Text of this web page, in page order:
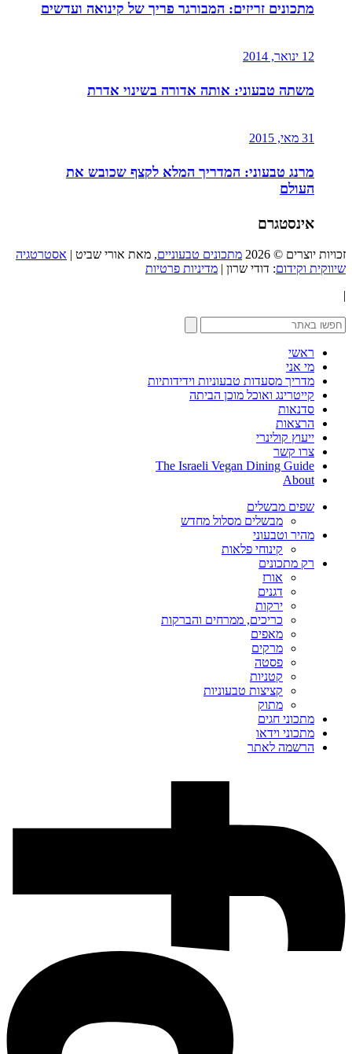
מתכונים זריזים: המבורגר פריך של קינואה ועדשים
12 ינואר, 2014
משתה טבעוני: אותה אדורה בשינוי אדרת
31 מאי, 2015
מרנג טבעוני: המדריך המלא לקצף שכובש את
העולם
אינסטגרם
זכויות יוצרים © 2026 מתכונים טבעוניים, מאת אורי שביט | אסטרטגיה
שיווקית וקידום: דודי שרון | מדיניות פרטיות
|
ראשי
מי אני
מדריך מסעדות טבעוניות וידידותיות
קייטרינג ואוכל מוכן הביתה
סדנאות
הרצאות
ייעוץ קולינרי
צרו קשר
The Israeli Vegan Dining Guide
About
שפים מבשלים
מבשלים מסלול מחדש
מהיר וטבעוני
קינוחי פלאות
רק מתכונים
אורז
דגנים
ירקות
כריכים, ממרחים והברקות
מאפים
מרקים
פסטה
קטניות
קציצות טבעוניות
מתוק
מתכוני חגים
מתכוני וידאו
הרשמה לאתר